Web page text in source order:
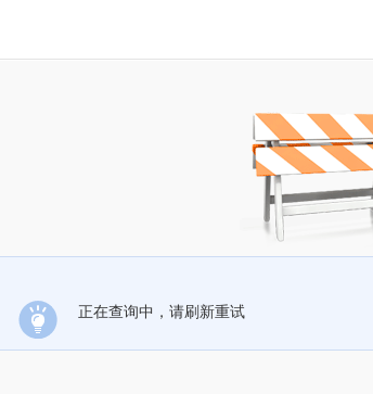
正在查询中，请刷新重试